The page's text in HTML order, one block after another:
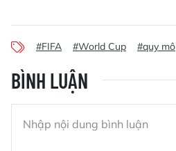
#FIFA #World Cup #quy mô
BÌNH LUẬN